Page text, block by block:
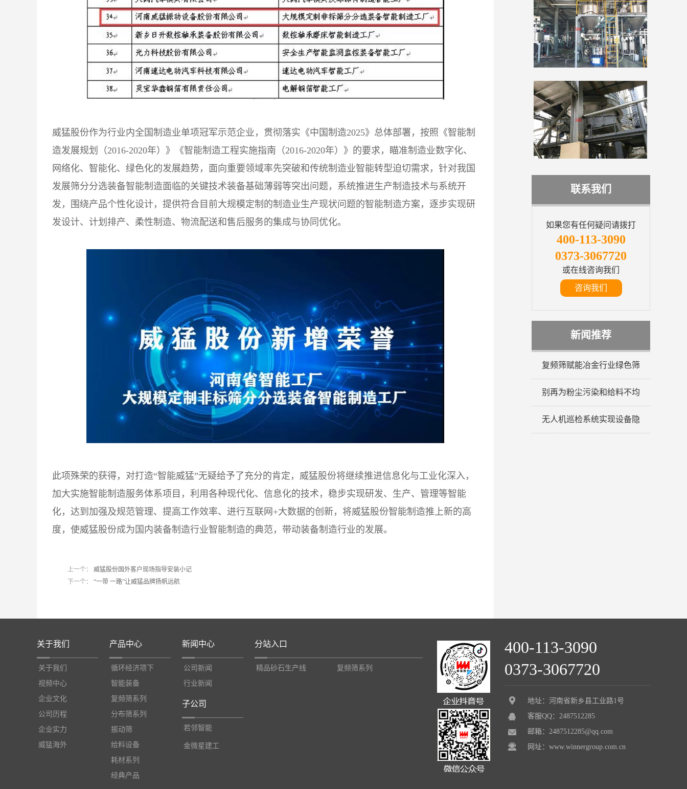
威猛股份作为行业内全国制造业单项冠军示范企业，贯彻落实《中国制造2025》总体部署，按照《智能制
造发展规划（2016-2020年）》《智能制造工程实施指南（2016-2020年）》的要求，瞄准制造业数字化、
网络化、智能化、绿色化的发展趋势，面向重要领域率先突破和传统制造业智能转型迫切需求，针对我国
发展筛分分选装备智能制造面临的关键技术装备基础薄弱等突出问题，系统推进生产制造技术与系统开
发，围绕产品个性化设计，提供符合目前大规模定制的制造业生产现状问题的智能制造方案，逐步实现研
发设计、计划排产、柔性制造、物流配送和售后服务的集成与协同优化。
此项殊荣的获得，对打造“智能威猛”无疑给予了充分的肯定，威猛股份将继续推进信息化与工业化深入，
加大实施智能制造服务体系项目，利用各种现代化、信息化的技术，稳步实现研发、生产、管理等智能
化，达到加强及规范管理、提高工作效率、进行互联网+大数据的创新，将威猛股份智能制造推上新的高
度，使威猛股份成为国内装备制造行业智能制造的典范，带动装备制造行业的发展。
上一个：
威猛股份国外客户现场指导安装小记
下一个：
“一带 一路”让威猛品牌扬帆远航
联系我们
如果您有任何疑问请拨打
400-113-3090
0373-3067720
或在线咨询我们
咨询我们
新闻推荐
复频筛赋能冶金行业绿色筛
别再为粉尘污染和给料不均
无人机巡检系统实现设备隐
关于我们
关于我们
视频中心
企业文化
公司历程
企业实力
威猛海外
产品中心
循环经济项下
智能装备
复频筛系列
分布筛系列
振动筛
给料设备
耗材系列
经典产品
新闻中心
公司新闻
行业新闻
子公司
若邻智能
金微星建工
分站入口
精品砂石生产线 复频筛系列
400-113-3090
0373-3067720
地址：河南省新乡县工业路1号
客服QQ：2487512285
邮箱：2487512285@qq.com
网址：www.winnergroup.com.cn